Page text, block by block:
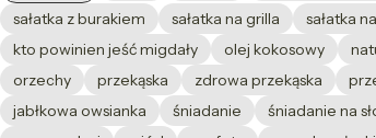
sałatka z burakiem
sałatka na grilla sałatka
kto powinien jeść migdały
olej kokosowy
orzechy
przekąska zdrowa przekąska
jabłkowa owsianka
śniadanie śniadanie na